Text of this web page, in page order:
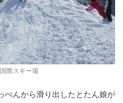
際スキー場
ぺんから滑り出したとたん娘が